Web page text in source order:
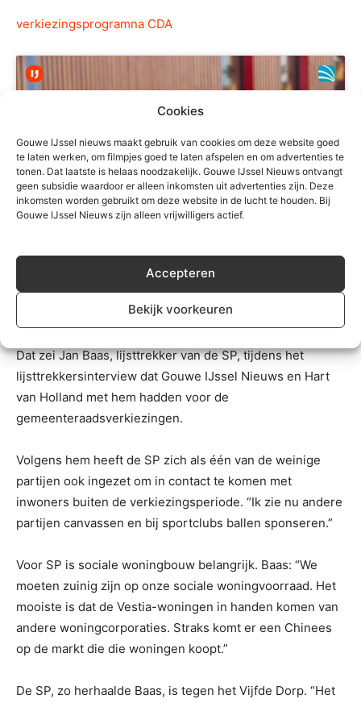
Cookies
Gouwe IJssel nieuws maakt gebruik van cookies om deze website goed
te laten werken, om filmpjes goed te laten afspelen en om advertenties te
tonen. Dat laatste is helaas noodzakelijk. Gouwe IJssel Nieuws ontvangt
geen subsidie waardoor er alleen inkomsten uit advertenties zijn. Deze
inkomsten worden gebruikt om deze website in de lucht te houden. Bij
Gouwe IJssel Nieuws zijn alleen vrijwilligers actief.
Accepteren
Bekijk voorkeuren
verkiezingsprogramna CDA
Klik om marketing cookies te accepteren
en deze inhoud in te schakelen
Jan Baas (SP): ‘Je voert vier jaar campagne’
Dat zei Jan Baas, lijsttrekker van de SP, tijdens het
lijsttrekkersinterview dat Gouwe IJssel Nieuws en Hart
van Holland met hem hadden voor de
gemeenteraadsverkiezingen.
Volgens hem heeft de SP zich als één van de weinige
partijen ook ingezet om in contact te komen met
inwoners buiten de verkiezingsperiode. “Ik zie nu andere
partijen canvassen en bij sportclubs ballen sponseren.”
Voor SP is sociale woningbouw belangrijk. Baas: “We
moeten zuinig zijn op onze sociale woningvoorraad. Het
mooiste is dat de Vestia-woningen in handen komen van
andere woningcorporaties. Straks komt er een Chinees
op de markt die die woningen koopt.”
De SP, zo herhaalde Baas, is tegen het Vijfde Dorp. “Het